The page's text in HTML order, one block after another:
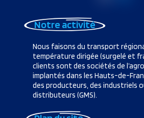
Notre activité
Nous faisons du transport
température dirigée (surgelé et
clients sont des sociétés de
implantés dans les Hauts-de-
des producteurs, des industriels
distributeurs (GMS).